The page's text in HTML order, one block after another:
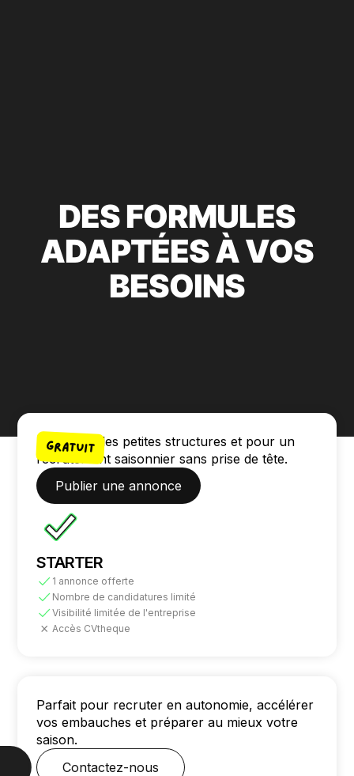
DES FORMULES
ADAPTÉES À VOS
BESOINS
STARTER
Idéal pour les petites structures et pour un
recrutement saisonnier sans prise de tête.
Publier une annonce
1 annonce offerte
Nombre de candidatures limité
Visibilité limitée de l'entreprise
Accès CVtheque
Gratuit
Parfait pour recruter en autonomie, accélérer
vos embauches et préparer au mieux votre
saison.
Contactez-nous